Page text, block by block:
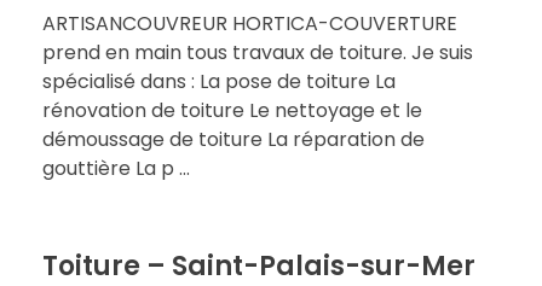
ARTISANCOUVREUR HORTICA-COUVERTURE
prend en main tous travaux de toiture. Je suis
spécialisé dans : La pose de toiture La
rénovation de toiture Le nettoyage et le
démoussage de toiture La réparation de
gouttière La p ...
Toiture – Saint-Palais-sur-Mer